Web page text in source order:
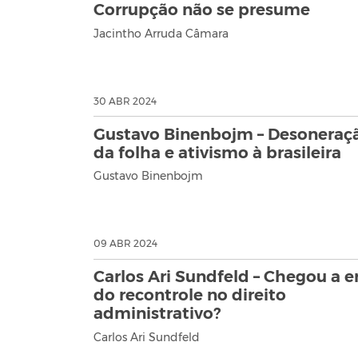
Corrupção não se presume
Jacintho Arruda Câmara
30 ABR 2024
Gustavo Binenbojm –
da folha e ativismo à brasileira
Gustavo Binenbojm
09 ABR 2024
Carlos Ari Sundfeld – Chegou a
do recontrole no direito
administrativo?
Carlos Ari Sundfeld